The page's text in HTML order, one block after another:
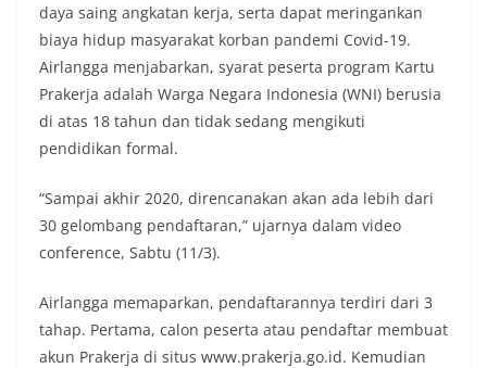
daya saing angkatan kerja, serta dapat meringankan
biaya hidup masyarakat korban pandemi Covid-19.
Airlangga menjabarkan, syarat peserta program Kartu
Prakerja adalah Warga Negara Indonesia (WNI) berusia
di atas 18 tahun dan tidak sedang mengikuti
pendidikan formal.
“Sampai akhir 2020, direncanakan akan ada lebih dari
30 gelombang pendaftaran,” ujarnya dalam video
conference, Sabtu (11/3).
Airlangga memaparkan, pendaftarannya terdiri dari 3
tahap. Pertama, calon peserta atau pendaftar membuat
akun Prakerja di situs www.prakerja.go.id. Kemudian